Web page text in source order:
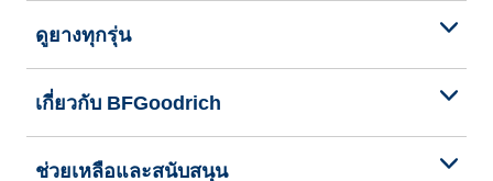
ดูยางทุกรุ่น
เกี่ยวกับ BFGoodrich
ช่วยเหลือและสนับสนุน